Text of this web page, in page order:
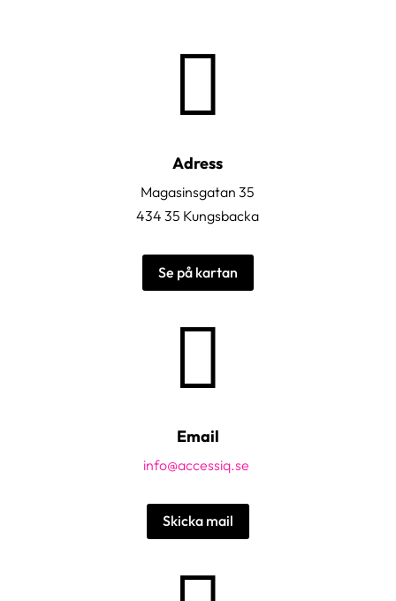

Adress
Magasinsgatan 35
434 35 Kungsbacka
Se på kartan

Email
info@accessiq.se
Skicka mail